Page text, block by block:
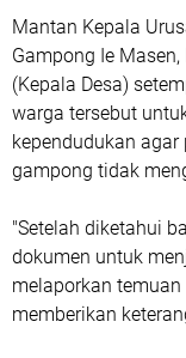
Mantan Kepala
Gampong Ie
(Kepala Desa)
warga tersebut
kependudukan
gampong tidak
"Setelah diketahui
dokumen untuk
melaporkan
memberikan